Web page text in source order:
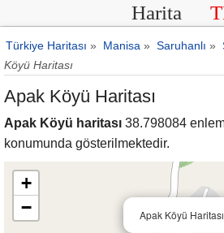
Harita
Türkiye Haritası » Manisa » Saruhanlı »
Köyü Haritası
Apak Köyü Haritası
Apak Köyü haritası 38.798084
konumunda gösterilmektedir.
Apak Köyü Haritası
+
−